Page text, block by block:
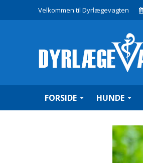
Velkommen til Dyrlægevagten
FORSIDE HUNDE